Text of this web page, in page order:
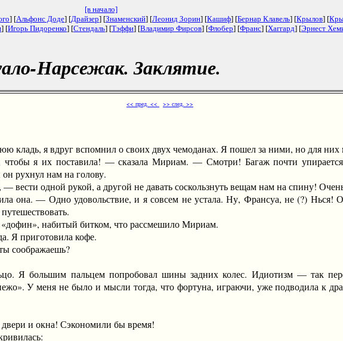
[в начало]
] [Альфонс Доде] [Драйзер] [Знаменский] [Леонид Зорин] [Кашиф] [Бернар Клавель] [Крылов] [
] [Игорь Пидоренко] [Стендаль] [Тэффи] [Владимир Фирсов] [Флобер] [Франс] [Хаггард] [Эрнест
Нарсежак. Заклятие.
<< пред. << >> след. >>
кладь, я вдруг вспомнил о своих двух чемоданах. Я пошел за ними, но для них
я их поставила! — сказала Мириам. — Смотри! Багаж почти упирается
рухнул нам на голову.
одной рукой, а другой не давать соскользнуть вещам нам на спину!
— Одно удовольствие, и я совсем не устала. Ну, Франсуа, не (?) Нься!
набитый битком, что рассмешило Мириам.
приготовила кофе.
соображаешь?
Я большим пальцем попробовал шины задних колес. Идиотизм — так
У меня не было и мысли тогда, что фортуна, играючи, уже подводила к
и окна! Сэкономили бы время!